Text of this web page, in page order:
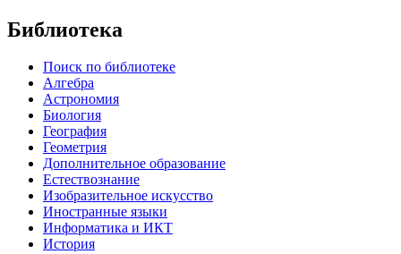
Библиотека
Поиск по библиотеке
Алгебра
Астрономия
Биология
География
Геометрия
Дополнительное образование
Естествознание
Изобразительное искусство
Иностранные языки
Информатика и ИКТ
История